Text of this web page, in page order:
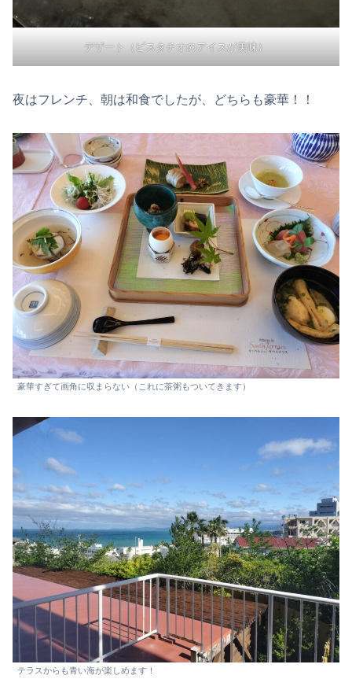
デザート（ピスタチオのアイスが美味）
夜はフレンチ、朝は和食でしたが、どちらも豪華！！
豪華すぎて画角に収まらない（これに茶粥もついてきます）
テラスからも青い海が楽しめます！